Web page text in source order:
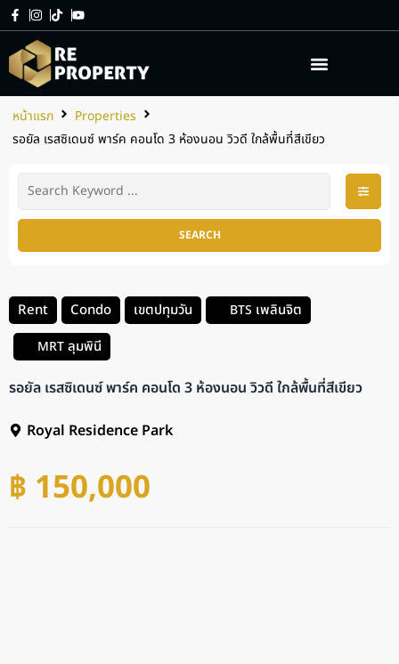
หน้าแรก
Properties
รอยัล เรสซิเดนซ์ พาร์ค คอนโด 3 ห้องนอน วิวดี ใกล้พื้นที่สีเขียว
SEARCH
Rent Condo เขตปทุมวัน BTS เพลินจิต
MRTลุมพินี
รอยัล เรสซิเดนซ์ พาร์ค คอนโด 3 ห้องนอน วิวดี ใกล้พื้นที่สีเขียว
Royal Residence Park
฿ 150,000